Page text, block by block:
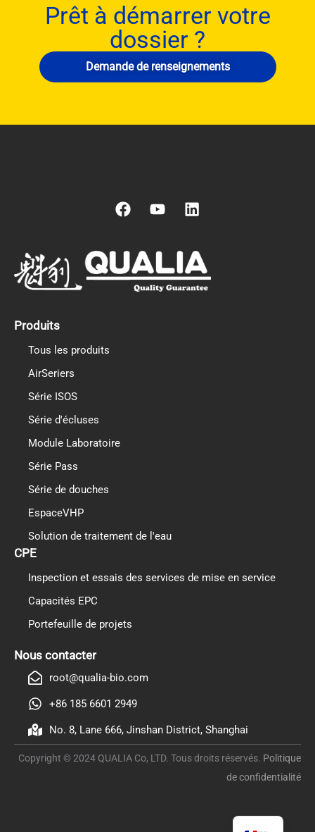
Prêt à démarrer votre
dossier ?
Demande de renseignements
F
a
e
b
o
Y
o
t
u
b
e
L
i
k
e
d
i
Produits
Tous les produits
AirSeriers
Série ISOS
Série d'écluses
Module Laboratoire
Série Pass
Série de douches
EspaceVHP
Solution de traitement de l'eau
CPE
Inspection et essais des services de mise en service
Capacités EPC
Portefeuille de projets
Nous contacter
root@qualia-bio.com
+86 185 6601 2949
No. 8, Lane 666, Jinshan District, Shanghai
Copyright © 2024 QUALIA Co, LTD. Tous droits réservés. Politique
de confidentialité
IT
PT